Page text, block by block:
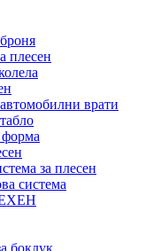
плесен
врати
за плесен
система
боклук